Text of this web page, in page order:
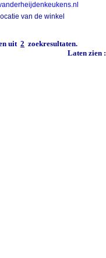
van de winkel
uit 2 zoekresultaten.
Laten zien :